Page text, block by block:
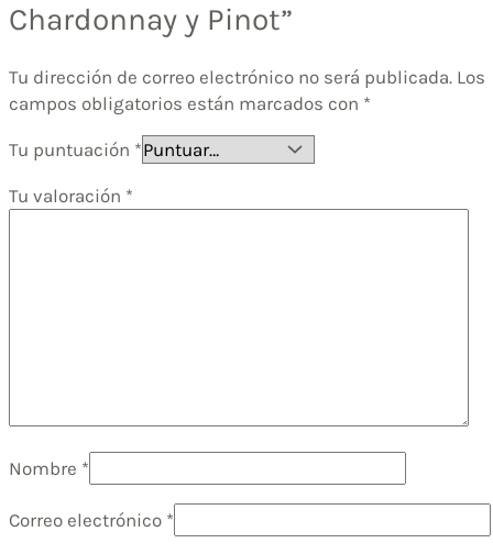
Chardonnay y Pinot”
Tu dirección de correo electrónico no será publicada. Los
campos obligatorios están marcados con *
Tu puntuación *
Tu valoración *
Nombre *
Correo electrónico *